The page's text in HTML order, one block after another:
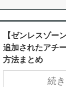
【ゼンレスゾ
追加されたアチ
方法まとめ
続